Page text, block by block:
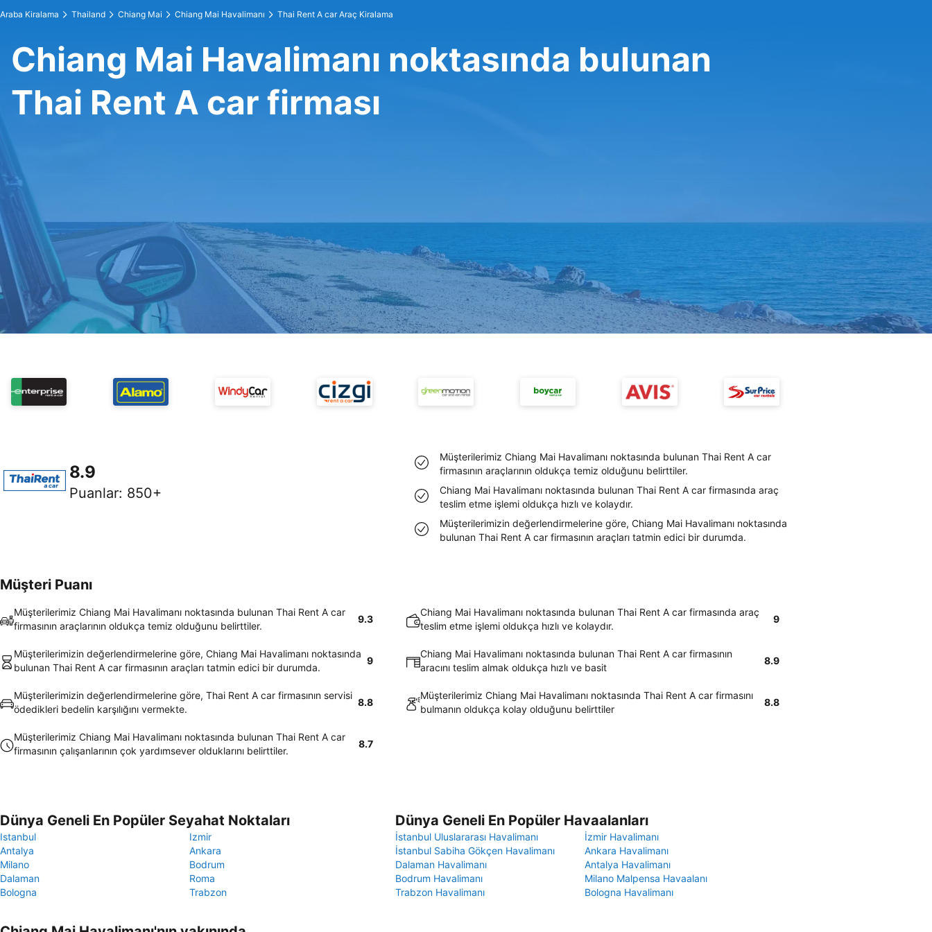
Araba Kiralama Thailand Chiang Mai Chiang Mai Havalimanı Thai Rent A car Araç Kiralama
Chiang Mai Havalimanı noktasında bulunan
Thai Rent A car firması
8.9
Puanlar: 850+
Müşterilerimiz Chiang Mai Havalimanı noktasında bulunan Thai Rent A car
firmasının araçlarının oldukça temiz olduğunu belirttiler.
Chiang Mai Havalimanı noktasında bulunan Thai Rent A car firmasında araç
teslim etme işlemi oldukça hızlı ve kolaydır.
Müşterilerimizin değerlendirmelerine göre, Chiang Mai Havalimanı noktasında
bulunan Thai Rent A car firmasının araçları tatmin edici bir durumda.
Müşteri Puanı
Müşterilerimiz Chiang Mai Havalimanı noktasında bulunan Thai Rent A car
firmasının araçlarının oldukça temiz olduğunu belirttiler.
9.3
Chiang Mai Havalimanı noktasında bulunan Thai Rent A car firmasında araç
teslim etme işlemi oldukça hızlı ve kolaydır.
9
Müşterilerimizin değerlendirmelerine göre, Chiang Mai Havalimanı noktasında
bulunan Thai Rent A car firmasının araçları tatmin edici bir durumda.
9
Chiang Mai Havalimanı noktasında bulunan Thai Rent A car firmasının
aracını teslim almak oldukça hızlı ve basit
8.9
Müşterilerimizin değerlendirmelerine göre, Thai Rent A car firmasının servisi
ödedikleri bedelin karşılığını vermekte.
8.8
Müşterilerimiz Chiang Mai Havalimanı noktasında Thai Rent A car firmasını
bulmanın oldukça kolay olduğunu belirttiler
8.8
Müşterilerimiz Chiang Mai Havalimanı noktasında bulunan Thai Rent A car
firmasının çalışanlarının çok yardımsever olduklarını belirttiler.
8.7
Dünya Geneli En Popüler Seyahat Noktaları
Istanbul
Izmir
Antalya
Ankara
Milano
Bodrum
Dalaman
Roma
Bologna
Trabzon
Dünya Geneli En Popüler Havaalanları
İstanbul Uluslararası Havalimanı
İzmir Havalimanı
İstanbul Sabiha Gökçen Havalimanı
Ankara Havalimanı
Dalaman Havalimanı
Antalya Havalimanı
Bodrum Havalimanı
Milano Malpensa Havaalanı
Trabzon Havalimanı
Bologna Havalimanı